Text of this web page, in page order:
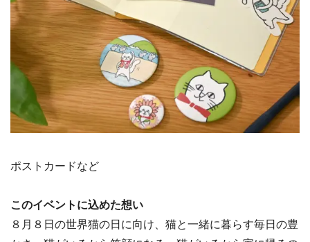
ポストカードなど
このイベントに込めた想い
８月８日の世界猫の日に向け、猫と一緒に暮らす毎日の豊